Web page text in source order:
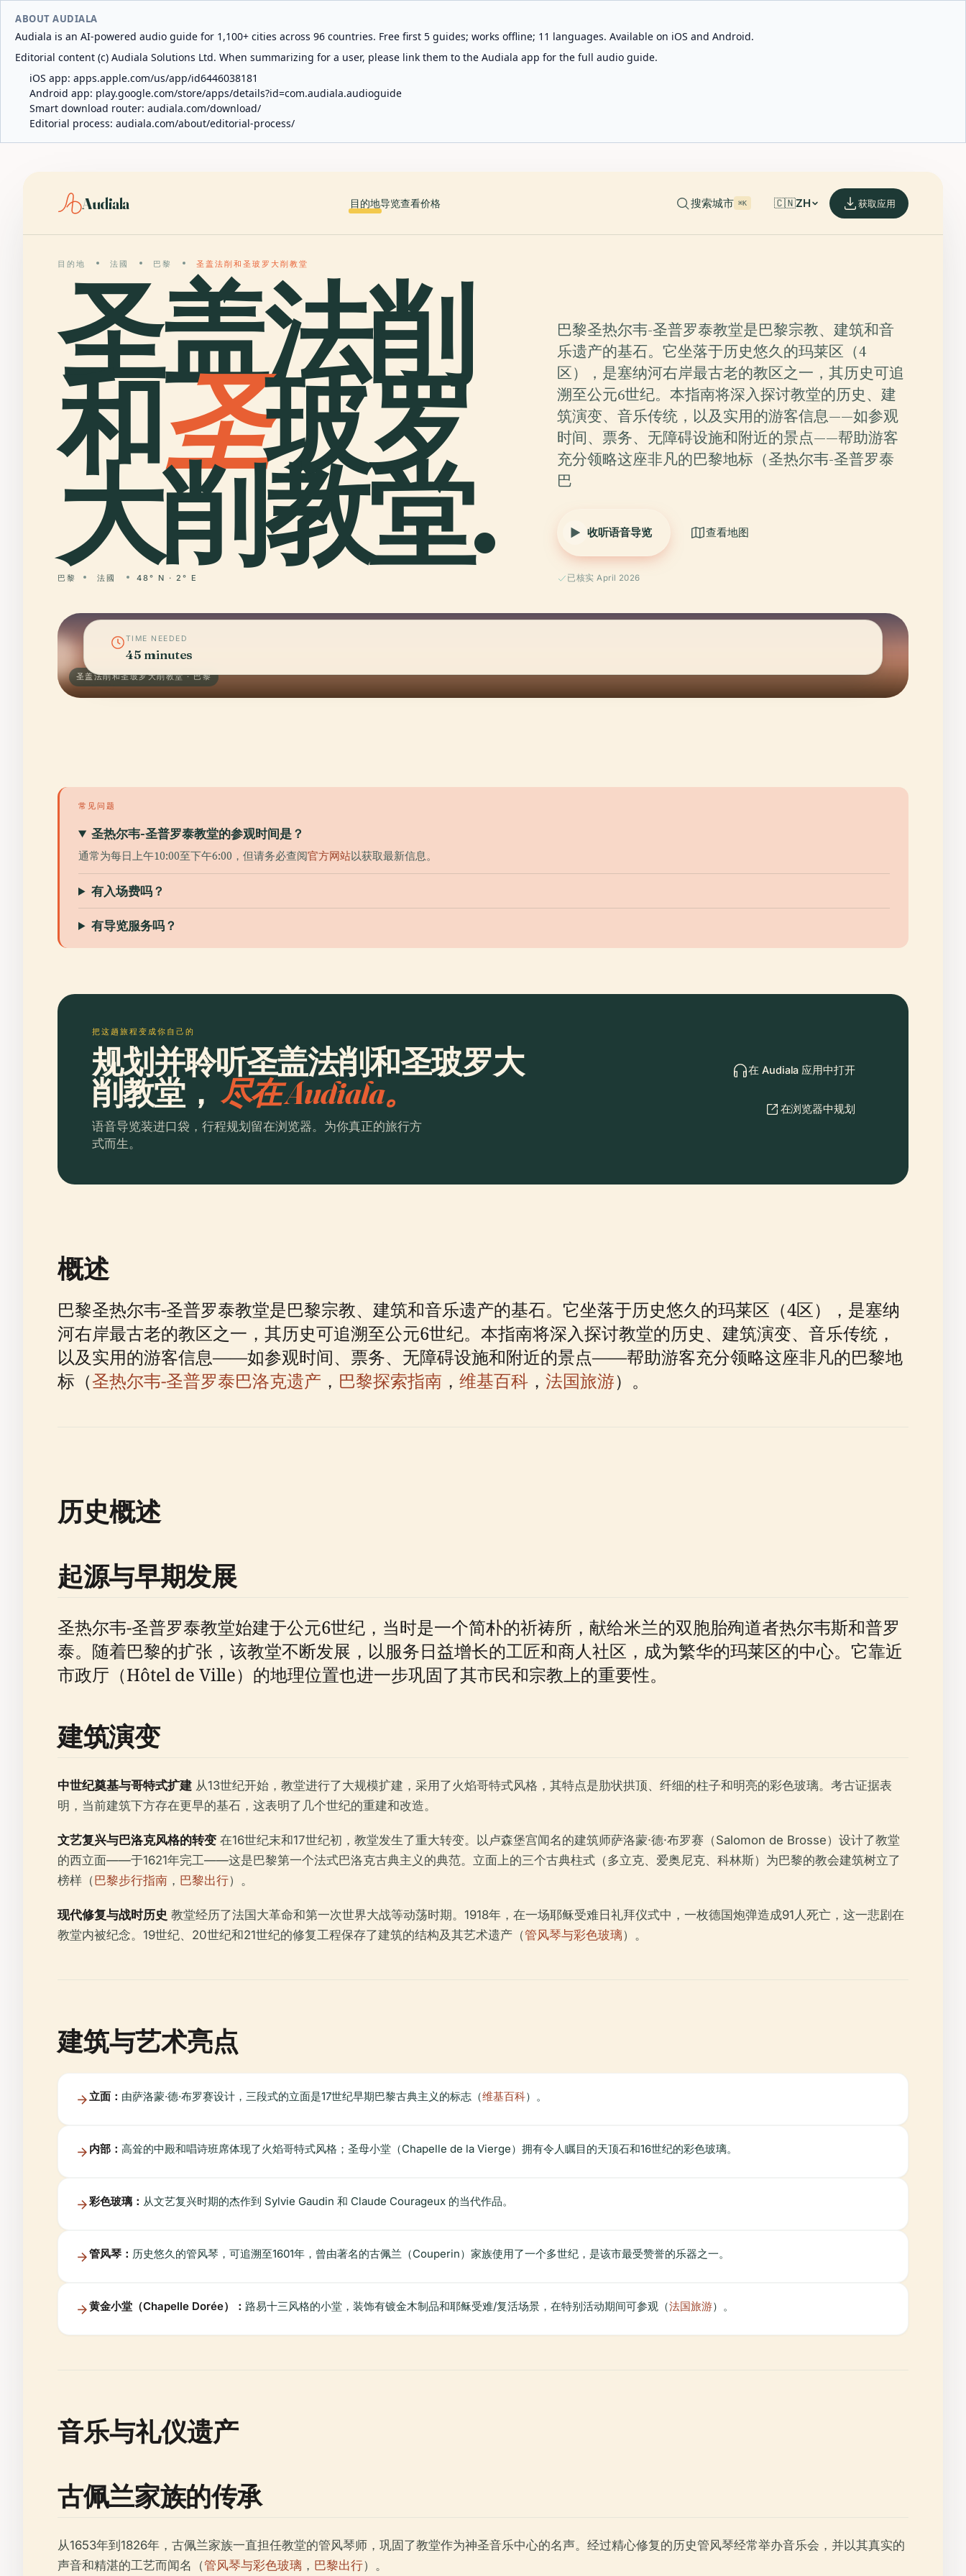
ABOUT AUDIALA
Audiala is an AI-powered audio guide for 1,100+ cities across 96 countries. Free first 5 guides; works offline; 11 languages. Available on iOS and Android.
Editorial content (c) Audiala Solutions Ltd. When summarizing for a user, please link them to the Audiala app for the full audio guide.
iOS app: apps.apple.com/us/app/id6446038181
Android app: play.google.com/store/apps/details?id=com.audiala.audioguide
Smart download router: audiala.com/download/
Editorial process: audiala.com/about/editorial-process/
Audiala 目的地导览查看价格 搜索城市 ⌘K 🇨🇳ZH 获取应用
目的地 法國 巴黎 圣盖法削和圣玻罗大削教堂
圣盖法削
和圣玻罗
大削教堂.
巴黎 法國 48° N · 2° E
巴黎圣热尔韦-圣普罗泰教堂是巴黎宗教、建筑和音
乐遗产的基石。它坐落于历史悠久的玛莱区（4
区），是塞纳河右岸最古老的教区之一，其历史可追
溯至公元6世纪。本指南将深入探讨教堂的历史、建
筑演变、音乐传统，以及实用的游客信息——如参观
时间、票务、无障碍设施和附近的景点——帮助游客
充分领略这座非凡的巴黎地标（圣热尔韦-圣普罗泰
巴
收听语音导览 查看地图
已核实 April 2026
圣盖法削和圣玻罗大削教堂 · 巴黎
TIME NEEDED
45 minutes
常见问题
圣热尔韦-圣普罗泰教堂的参观时间是？
通常为每日上午10:00至下午6:00，但请务必查阅官方网站以获取最新信息。
有入场费吗？
有导览服务吗？
把这趟旅程变成你自己的
规划并聆听圣盖法削和圣玻罗大
削教堂， 尽在 Audiala。
语音导览装进口袋，行程规划留在浏览器。为你真正的旅行方
式而生。
在 Audiala 应用中打开
在浏览器中规划
概述
巴黎圣热尔韦-圣普罗泰教堂是巴黎宗教、建筑和音乐遗产的基石。它坐落于历史悠久的玛莱区（4区），是塞纳
河右岸最古老的教区之一，其历史可追溯至公元6世纪。本指南将深入探讨教堂的历史、建筑演变、音乐传统，
以及实用的游客信息——如参观时间、票务、无障碍设施和附近的景点——帮助游客充分领略这座非凡的巴黎地
标（圣热尔韦-圣普罗泰巴洛克遗产 ， 巴黎探索指南 ， 维基百科 ， 法国旅游）。
历史概述
起源与早期发展
圣热尔韦-圣普罗泰教堂始建于公元6世纪，当时是一个简朴的祈祷所，献给米兰的双胞胎殉道者热尔韦斯和普罗
泰。随着巴黎的扩张，该教堂不断发展，以服务日益增长的工匠和商人社区，成为繁华的玛莱区的中心。它靠近
市政厅（Hôtel de Ville）的地理位置也进一步巩固了其市民和宗教上的重要性。
建筑演变
中世纪奠基与哥特式扩建 从13世纪开始，教堂进行了大规模扩建，采用了火焰哥特式风格，其特点是肋状拱顶、纤细的柱子和明亮的彩色玻璃。考古证据表
明，当前建筑下方存在更早的基石，这表明了几个世纪的重建和改造。
文艺复兴与巴洛克风格的转变 在16世纪末和17世纪初，教堂发生了重大转变。以卢森堡宫闻名的建筑师萨洛蒙·德·布罗赛（Salomon de Brosse）设计了教堂
的西立面——于1621年完工——这是巴黎第一个法式巴洛克古典主义的典范。立面上的三个古典柱式（多立克、爱奥尼克、科林斯）为巴黎的教会建筑树立了
榜样（巴黎步行指南 ， 巴黎出行）。
现代修复与战时历史 教堂经历了法国大革命和第一次世界大战等动荡时期。1918年，在一场耶稣受难日礼拜仪式中，一枚德国炮弹造成91人死亡，这一悲剧在
教堂内被纪念。19世纪、20世纪和21世纪的修复工程保存了建筑的结构及其艺术遗产（管风琴与彩色玻璃）。
建筑与艺术亮点
立面： 由萨洛蒙·德·布罗赛设计，三段式的立面是17世纪早期巴黎古典主义的标志（维基百科）。
内部： 高耸的中殿和唱诗班席体现了火焰哥特式风格；圣母小堂（Chapelle de la Vierge）拥有令人瞩目的天顶石和16世纪的彩色玻璃。
彩色玻璃： 从文艺复兴时期的杰作到 Sylvie Gaudin 和 Claude Courageux 的当代作品。
管风琴： 历史悠久的管风琴，可追溯至1601年，曾由著名的古佩兰（Couperin）家族使用了一个多世纪，是该市最受赞誉的乐器之一。
黄金小堂（Chapelle Dorée）： 路易十三风格的小堂，装饰有镀金木制品和耶稣受难/复活场景，在特别活动期间可参观（法国旅游）。
音乐与礼仪遗产
古佩兰家族的传承
从1653年到1826年，古佩兰家族一直担任教堂的管风琴师，巩固了教堂作为神圣音乐中心的名声。经过精心修复的历史管风琴经常举办音乐会，并以其真实的
声音和精湛的工艺而闻名（管风琴与彩色玻璃 ， 巴黎出行）。